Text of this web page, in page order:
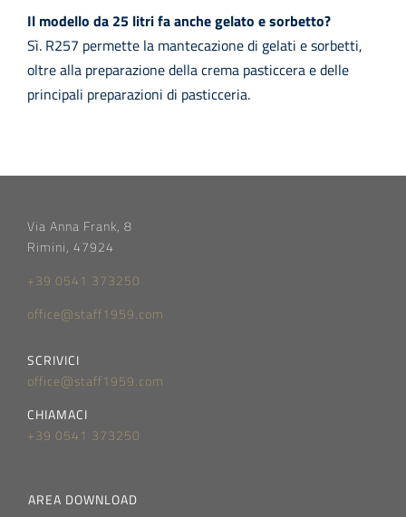
Il modello da 25 litri fa anche gelato e sorbetto?
Sì. R257 permette la mantecazione di gelati e sorbetti,
oltre alla preparazione della crema pasticcera e delle
principali preparazioni di pasticceria.
Via Anna Frank, 8
Rimini, 47924
+39 0541 373250
office@staff1959.com
SCRIVICI
office@staff1959.com
CHIAMACI
+39 0541 373250
AREA DOWNLOAD